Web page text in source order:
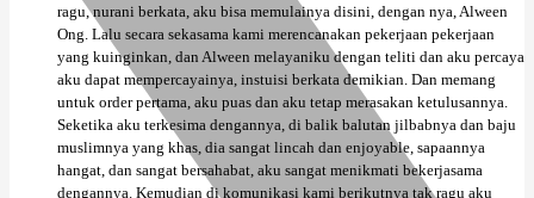
ragu, nurani berkata, aku bisa memulainya disini, dengan nya, Alween
Ong. Lalu secara sekasama kami merencanakan pekerjaan pekerjaan
yang kuinginkan, dan Alween melayaniku dengan teliti dan aku percaya
aku dapat mempercayainya, instuisi berkata demikian. Dan memang
untuk order pertama, aku puas dan aku tetap merasakan ketulusannya.
Seketika aku terkesima dengannya, di balik balutan jilbabnya dan baju
muslimnya yang khas, dia sangat lincah dan enjoyable, sapaannya
hangat, dan sangat bersahabat, aku sangat menikmati bekerjasama
dengannya. Kemudian di komunikasi kami berikutnya tak ragu aku